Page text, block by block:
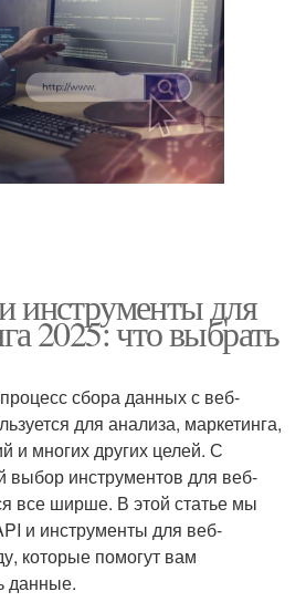
инструменты для
2025: что выбрать
сбора данных с веб-
для анализа, маркетинга,
и многих других целей. С
выбор инструментов для веб-
все ширше. В этой статье мы
и инструменты для веб-
которые помогут вам
данные.